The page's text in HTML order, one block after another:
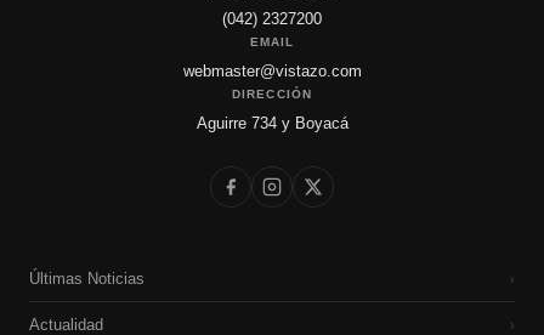
(042) 2327200
EMAIL
webmaster@vistazo.com
DIRECCIÓN
Aguirre 734 y Boyacá
Últimas Noticias ›
Actualidad ›